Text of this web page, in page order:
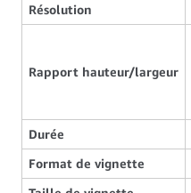
Résolution
Rapport hauteur/largeur
Durée
Format de vignette